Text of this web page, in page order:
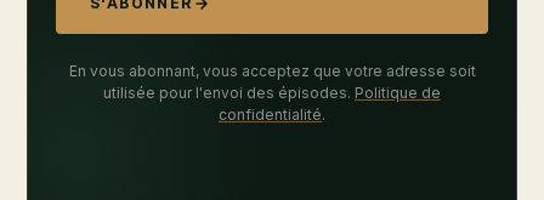
En vous abonnant, vous acceptez que votre adresse soit
utilisée pour l'envoi des épisodes. Politique de
confidentialité.